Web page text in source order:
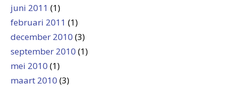
juni 2011 (1)
februari 2011 (1)
december 2010 (3)
september 2010 (1)
mei 2010 (1)
maart 2010 (3)